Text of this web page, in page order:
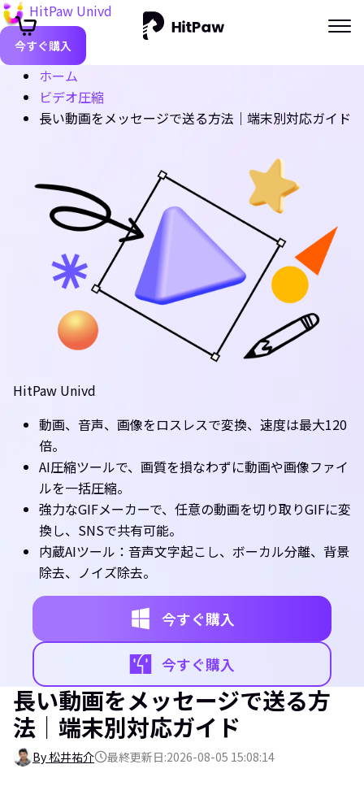
HitPaw Univd
今すぐ購入
ホーム
ビデオ圧縮
長い動画をメッセージで送る方法｜端末別対応ガイド
HitPaw Univd
動画、音声、画像をロスレスで変換、速度は最大120
倍。
AI圧縮ツールで、画質を損なわずに動画や画像ファイ
ルを一括圧縮。
強力なGIFメーカーで、任意の動画を切り取りGIFに変
換し、SNSで共有可能。
内蔵AIツール：音声文字起こし、ボーカル分離、背景
除去、ノイズ除去。
今すぐ購入
今すぐ購入
長い動画をメッセージで送る方
法｜端末別対応ガイド
By 松井祐介 最終更新日:2026-08-05 15:08:14